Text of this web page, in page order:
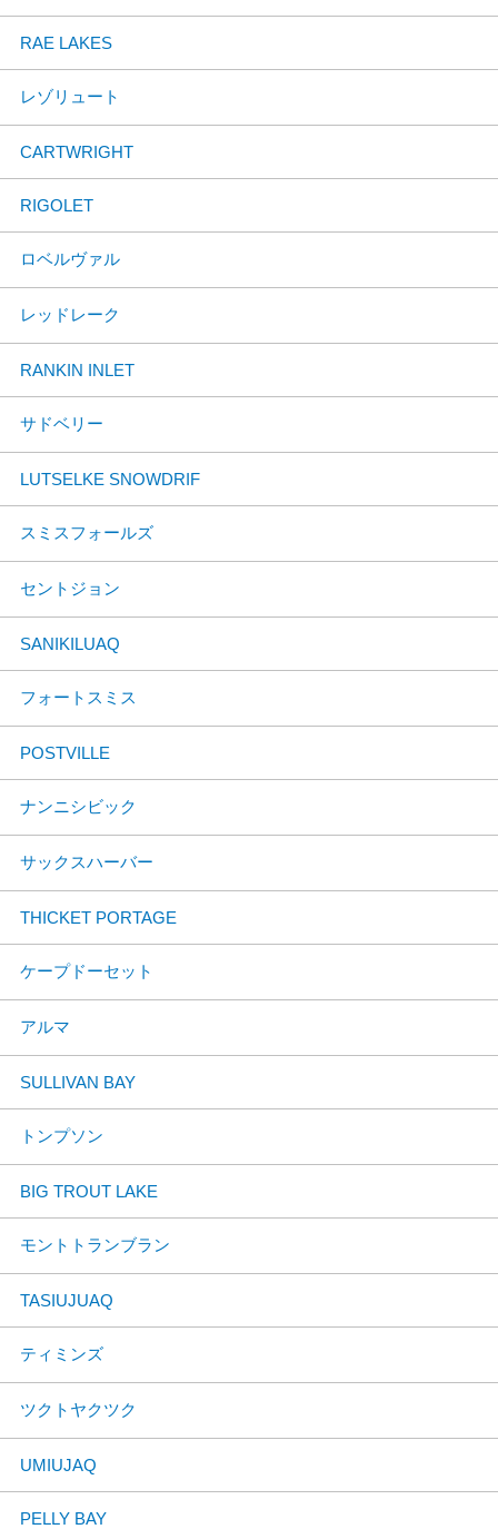
RAE LAKES
レゾリュート
CARTWRIGHT
RIGOLET
ロベルヴァル
レッドレーク
RANKIN INLET
サドベリー
LUTSELKE SNOWDRIF
スミスフォールズ
セントジョン
SANIKILUAQ
フォートスミス
POSTVILLE
ナンニシビック
サックスハーバー
THICKET PORTAGE
ケープドーセット
アルマ
SULLIVAN BAY
トンプソン
BIG TROUT LAKE
モントトランブラン
TASIUJUAQ
ティミンズ
ツクトヤクツク
UMIUJAQ
PELLY BAY